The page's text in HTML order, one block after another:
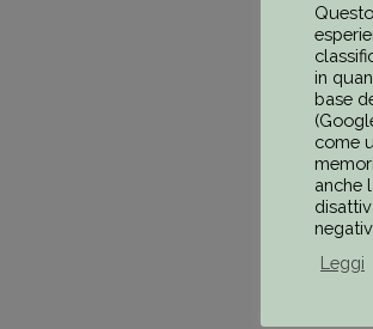
in
base
come
anche
Leggi